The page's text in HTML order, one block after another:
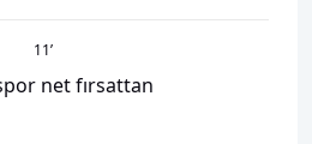
11’
net fırsattan